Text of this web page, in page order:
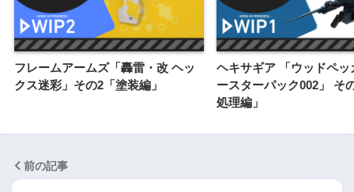
フレームアームズ「轟雷・改 ヘッ
クス迷彩」その2「塗装編」
ヘキサギア 「ウッドペッ
ースターパック002」 そ
処理編」
前の記事